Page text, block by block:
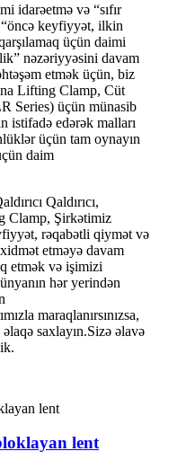
idarəetmə və “sıfır
“öncə keyfiyyət, ilkin
üçün daimi
nəzəriyyəsini davam
etmək üçün, biz
Lifting Clamp, Cüt
Series) üçün münasib
istifadə edərək malları
üçün tam oynayın
daim
Qaldırıcı,
Clamp, Şirkətimiz
rəqabətli qiymət və
etməyə davam
etmək və işimizi
hər yerindən
maraqlanırsınızsa,
saxlayın.Sizə əlavə
lent